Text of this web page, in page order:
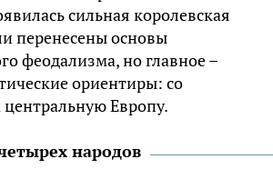
сильная королевская
перенесены основы
феодализма, но главное –
ориентиры: со
Европу.
народов